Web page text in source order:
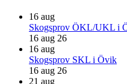
16 aug
Skogsprov ÖKL/UKL i
16 aug 26
16 aug
Skogsprov SKL i Övik
16 aug 26
21 aug